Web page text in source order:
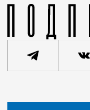
Статья
Анастасия Барышева